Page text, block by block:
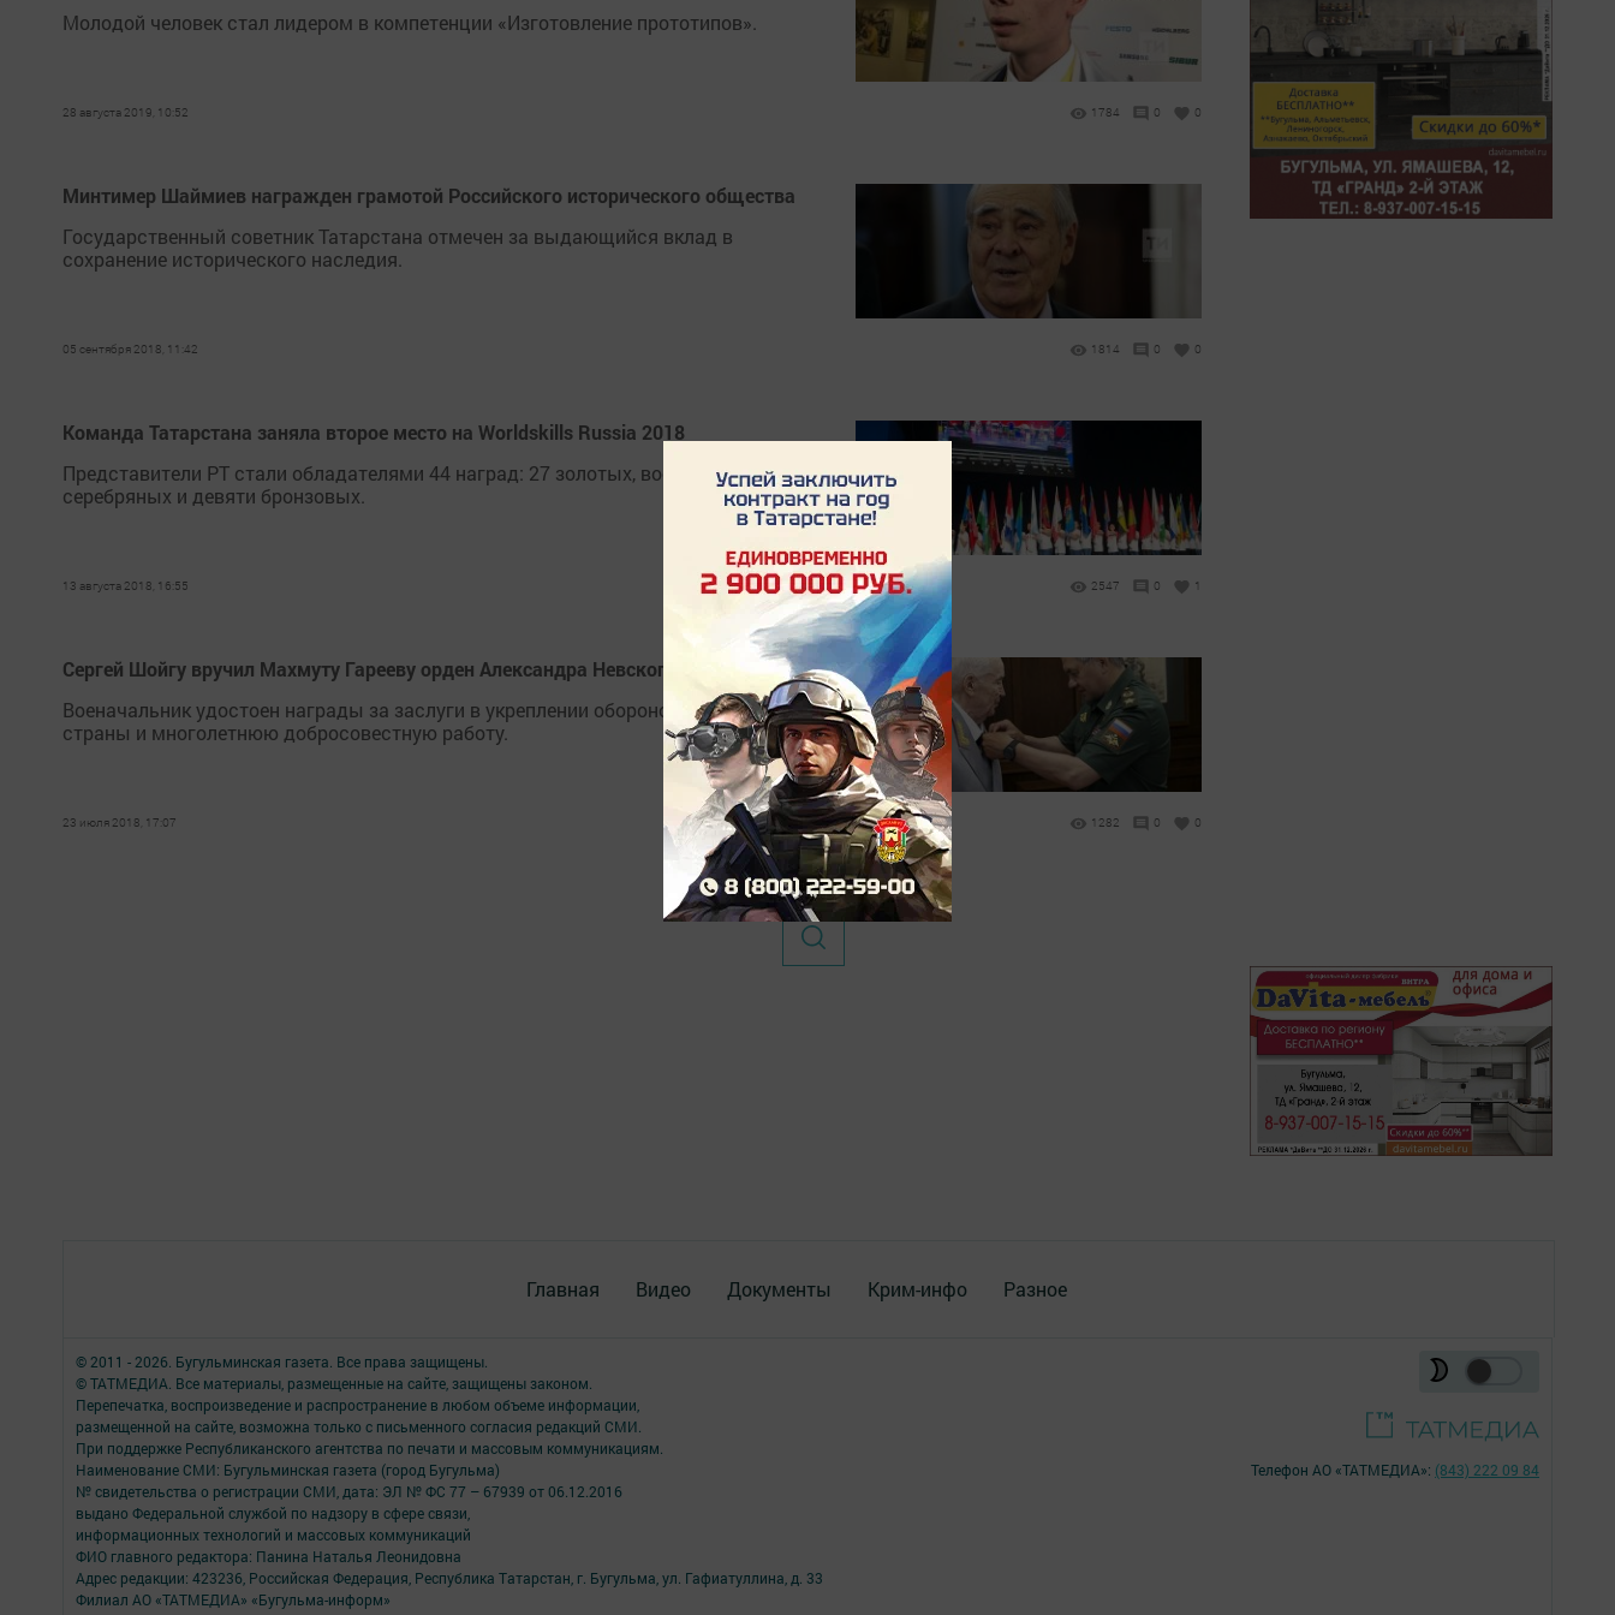
Молодой человек стал лидером в компетенции «Изготовление прототипов».
28 августа 2019, 10:52 1784 0 0
Минтимер Шаймиев награжден грамотой Российского исторического общества
Государственный советник Татарстана отмечен за выдающийся вклад в
сохранение исторического наследия.
05 сентября 2018, 11:42 1814 0 0
Команда Татарстана заняла второе место на Worldskills Russia 2018
Представители РТ стали обладателями 44 наград: 27 золотых, восьми
серебряных и девяти бронзовых.
13 августа 2018, 16:55 2547 0 1
Сергей Шойгу вручил Махмуту Гарееву орден Александра Невского
Военачальник удостоен награды за заслуги в укреплении обороноспособности
страны и многолетнюю добросовестную работу.
23 июля 2018, 17:07 1282 0 0
Главная Видео Документы Крим-инфо Разное
© 2011 - 2026. Бугульминская газета. Все права защищены.
© ТАТМЕДИА. Все материалы, размещенные на сайте, защищены законом.
Перепечатка, воспроизведение и распространение в любом объеме информации,
размещенной на сайте, возможна только с письменного согласия редакций СМИ.
При поддержке Республиканского агентства по печати и массовым коммуникациям.
Наименование СМИ: Бугульминская газета (город Бугульма)
№ свидетельства о регистрации СМИ, дата: ЭЛ № ФС 77 – 67939 от 06.12.2016
выдано Федеральной службой по надзору в сфере связи,
информационных технологий и массовых коммуникаций
ФИО главного редактора: Панина Наталья Леонидовна
Адрес редакции: 423236, Российская Федерация, Республика Татарстан, г. Бугульма, ул. Гафиатуллина, д. 33
Филиал АО «ТАТМЕДИА» «Бугульма-информ»
Телефон АО «ТАТМЕДИА»: (843) 222 09 84